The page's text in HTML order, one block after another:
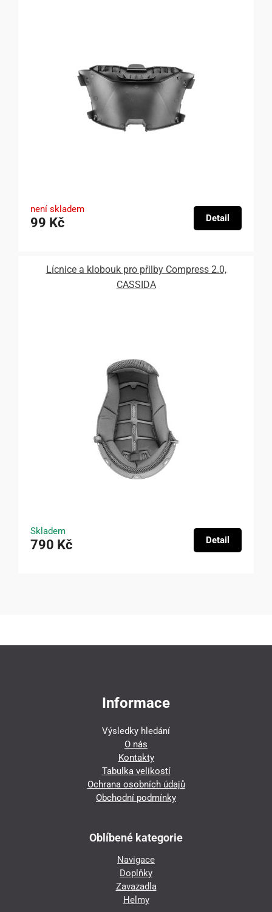
není skladem
99 Kč Detail
Lícnice a klobouk pro přilby Compress 2.0,
CASSIDA
Skladem
790 Kč Detail
Informace
Výsledky hledání
O nás
Kontakty
Tabulka velikostí
Ochrana osobních údajů
Obchodní podmínky
Oblíbené kategorie
Navigace
Doplňky
Zavazadla
Helmy